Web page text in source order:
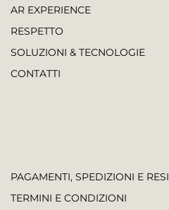
AR EXPERIENCE
RESPETTO
SOLUZIONI & TECNOLOGIE
CONTATTI
PAGAMENTI, SPEDIZIONI E RESI
TERMINI E CONDIZIONI